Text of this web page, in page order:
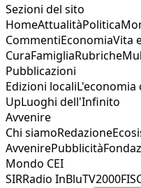
Sezioni del sito
HomeAttualitàPolitica
CommentiEconomiaVita
CuraFamigliaRubriche
Pubblicazioni
Edizioni localiL'economia
UpLuoghi dell'Infinito
Avvenire
Chi siamoRedazione
AvvenirePubblicità
Mondo CEI
SIRRadio InBluTV2000